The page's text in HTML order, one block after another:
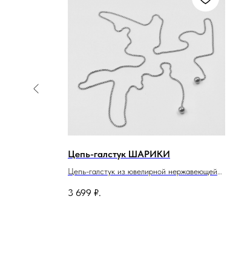
Цепь-галстук ШАРИКИ
Цепь-галстук из ювелирной нержавеющей
Длина изделия 127.5см.
3 699 ₽.